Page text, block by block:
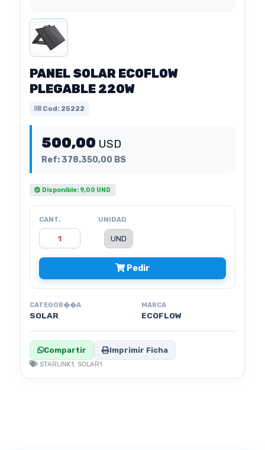
PANEL SOLAR ECOFLOW
PLEGABLE 220W
Cod: 25222
500,00 USD
Ref: 378.350,00 BS
Disponible: 9,00 UND
CANT. UNIDAD
Pedir
CATEGOR��A
SOLAR
MARCA
ECOFLOW
Compartir Imprimir Ficha
STARLINK1, SOLAR1